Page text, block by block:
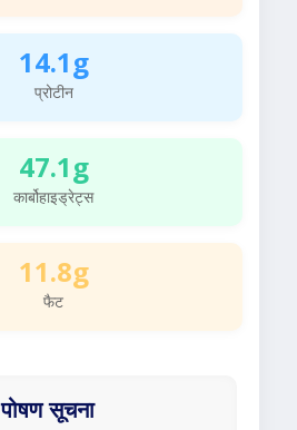
14.1g
प्रोटीन
47.1g
कार्बोहाइड्रेट्स
11.8g
फैट
पोषण सूचना